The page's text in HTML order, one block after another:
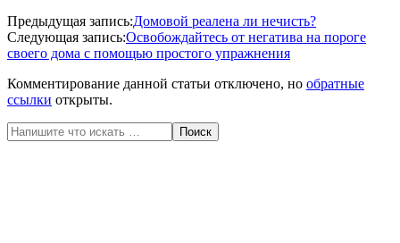
2020-
05-
25
Предыдущая запись:Домовой реалена ли нечисть?
Следующая запись:Освобождайтесь от негатива на пороге
своего дома с помощью простого упражнения
Комментирование данной статьи отключено, но обратные
ссылки открыты.
Поиск